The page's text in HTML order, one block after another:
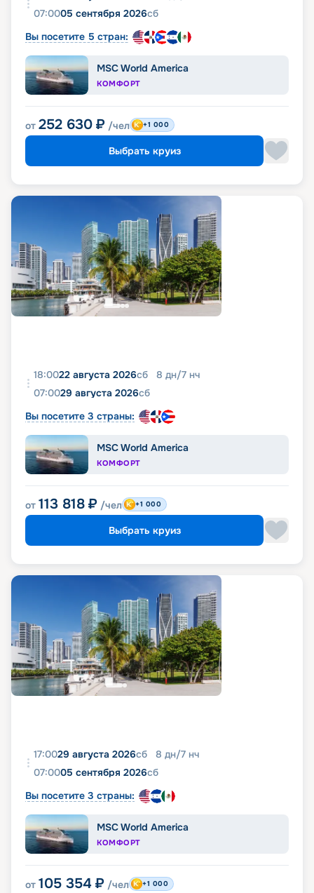
07:0005 сентября 2026сб
Вы посетите 5 стран:
MSC World America
КОМФОРТ
от 252 630 ₽ /чел +1 000
Выбрать круиз
18:0022 августа 2026сб 8 дн/7 нч
07:0029 августа 2026сб
Вы посетите 3 страны:
MSC World America
КОМФОРТ
от 113 818 ₽ /чел +1 000
Выбрать круиз
17:0029 августа 2026сб 8 дн/7 нч
07:0005 сентября 2026сб
Вы посетите 3 страны:
MSC World America
КОМФОРТ
от 105 354 ₽ /чел +1 000